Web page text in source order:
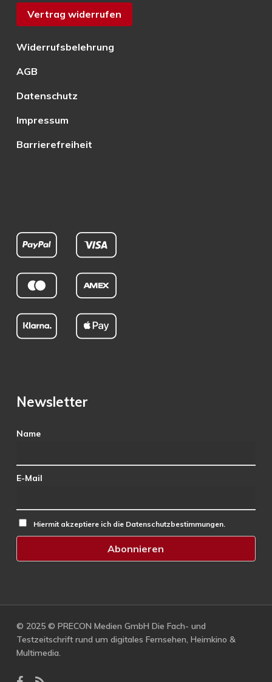
Vertrag widerrufen
Widerrufsbelehrung
AGB
Datenschutz
Impressum
Barrierefreiheit
Newsletter
Name
E-Mail
Hiermit akzeptiere ich die Datenschutzbestimmungen.
© 2025 © PRECON Medien GmbH Die Fach- und
Testzeitschrift rund um digitales Fernsehen, Heimkino &
Multimedia.